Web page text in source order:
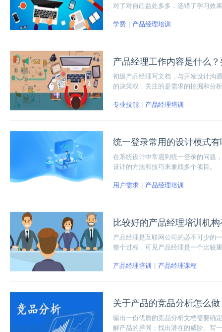
对了对自己益处多多，选错了学习效
学费
产品经理培训
产品经理工作内容是什么
初级产品经理写文档，与开发设计沟
的决策权，关注的是需求的挖掘和分
专业技能
产品经理培训
统一登录常用的设计模式
在系统设计中常遇到统一登录的问题
设计的方法和技巧来兼顾多个项目。
用户需求 产品经理培训
比较好的产品经理培训机
产品经理是互联网公司的必不可少的
整个过程，可见产品经理是一个比较
产品经理培训 产品经理课程
关于产品的竞品分析怎么做
输出一份优质的竞品分析文档需要确
解产品的异同；找出潜在的威胁。写